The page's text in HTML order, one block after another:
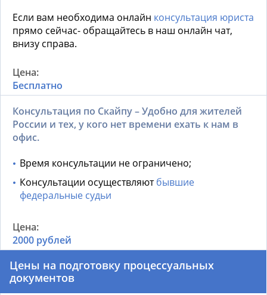
Если вам необходима онлайн консультация юриста
прямо сейчас- обращайтесь в наш онлайн чат,
внизу справа.
Бесплатно
Консультация по Скайпу – Удобно для жителей
России и тех, у кого нет времени ехать к нам в
офис.
Время консультации не ограничено;
Консультации осуществляютбывшие
федеральные судьи
2000 рублей
Цены на подготовку процессуальных
документов